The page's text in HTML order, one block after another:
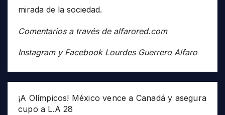
mirada de la sociedad.
Comentarios a través de alfarored.com
Instagram y Facebook Lourdes Guerrero Alfaro
¡A Olímpicos! México vence a Canadá y asegura
cupo a L.A 28